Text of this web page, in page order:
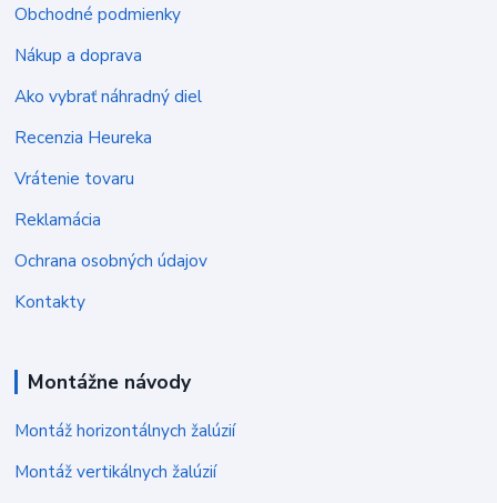
Obchodné podmienky
Nákup a doprava
Ako vybrať náhradný diel
Recenzia Heureka
Vrátenie tovaru
Reklamácia
Ochrana osobných údajov
Kontakty
Montážne návody
Montáž horizontálnych žalúzií
Montáž vertikálnych žalúzií